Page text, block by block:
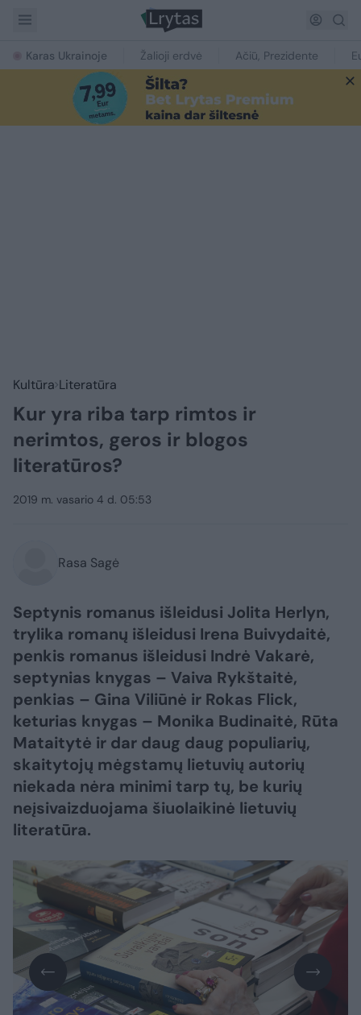
Karas Ukrainoje Žalioji erdvė Ačiū, Prezidente
Kultūra Literatūra
Kur yra riba tarp rimtos ir
nerimtos, geros ir blogos
literatūros?
2019 m. vasario 4 d. 05:53
Rasa Sagė
Septynis romanus išleidusi Jolita Herlyn,
trylika romanų išleidusi Irena Buivydaitė,
penkis romanus išleidusi Indrė Vakarė,
septynias knygas – Vaiva Rykštaitė,
penkias – Gina Viliūnė ir Rokas Flick,
keturias knygas – Monika Budinaitė, Rūta
Mataitytė ir dar daug daug populiarių,
skaitytojų mėgstamų lietuvių autorių
niekada nėra minimi tarp tų, be kurių
neįsivaizduojama šiuolaikinė lietuvių
literatūra.